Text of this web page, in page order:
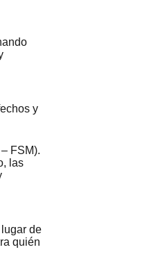
y
FSM).
las
de
quién